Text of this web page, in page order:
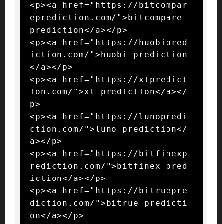
<p><a href="https://bitcompar
eprediction.com/">bitcompare
prediction</a></p>
<p><a href="https://huobipred
iction.com/">huobi prediction
</a></p>
<p><a href="https://xtpredict
ion.com/">xt prediction</a></
p>
<p><a href="https://lunopredi
ction.com/">luno prediction</
a></p>
<p><a href="https://bitfinexp
rediction.com/">bitfinex pred
iction</a></p>
<p><a href="https://bitruepre
diction.com/">bitrue predicti
on</a></p>